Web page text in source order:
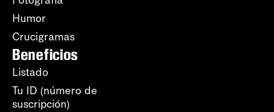
Humor
Crucigramas
Beneficios
Listado
Tu ID (número de
suscripción)